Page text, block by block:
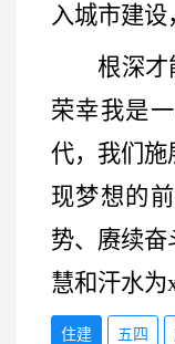
入城市建设
根深才
荣幸我是
代，我们施
现梦想的
势、赓续
慧和汗水为
住建 五四